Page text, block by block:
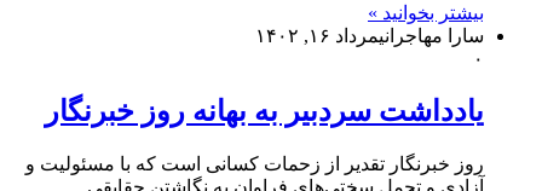
بیشتر بخوانید »
سارا مهاجرانیمرداد ۱۶, ۱۴۰۲
۰
یادداشت سردبیر به بهانه روز خبرنگار
روز خبرنگار تقدیر از زحمات کسانی است که با مسئولیت و
آزادی و تحمل سختی‌های فراوان به نگاشتن حقایقی